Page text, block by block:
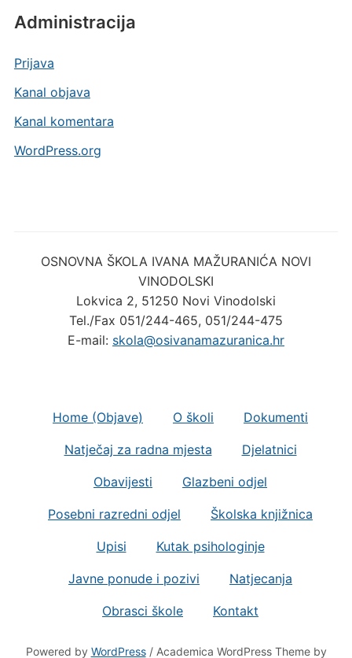
Administracija
Prijava
Kanal objava
Kanal komentara
WordPress.org
OSNOVNA ŠKOLA IVANA MAŽURANIĆA NOVI
VINODOLSKI
Lokvica 2, 51250 Novi Vinodolski
Tel./Fax 051/244-465, 051/244-475
E-mail: skola@osivanamazuranica.hr
Home (Objave) O školi Dokumenti
Natječaj za radna mjesta Djelatnici
Obavijesti Glazbeni odjel
Posebni razredni odjel Školska knjižnica
Upisi Kutak psihologinje
Javne ponude i pozivi Natjecanja
Obrasci škole Kontakt
Powered by WordPress/ Academica WordPress Theme by